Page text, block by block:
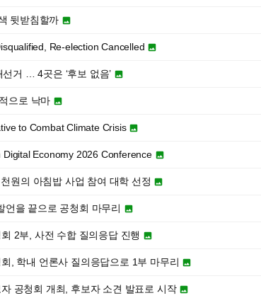
뒷받침할까 
Re-election Cancelled 
거 … 4곳은 ‘후보 없음’ 
으로 낙마 
to Combat Climate Crisis 
Economy 2026 Conference 
원의 아침밥 사업 참여 대학 선정 
언을 끝으로 공청회 마무리 
2부, 사전 수합 질의응답 진행 
, 학내 언론사 질의응답으로 1부 마무리 
공청회 개최, 후보자 소견 발표로 시작 